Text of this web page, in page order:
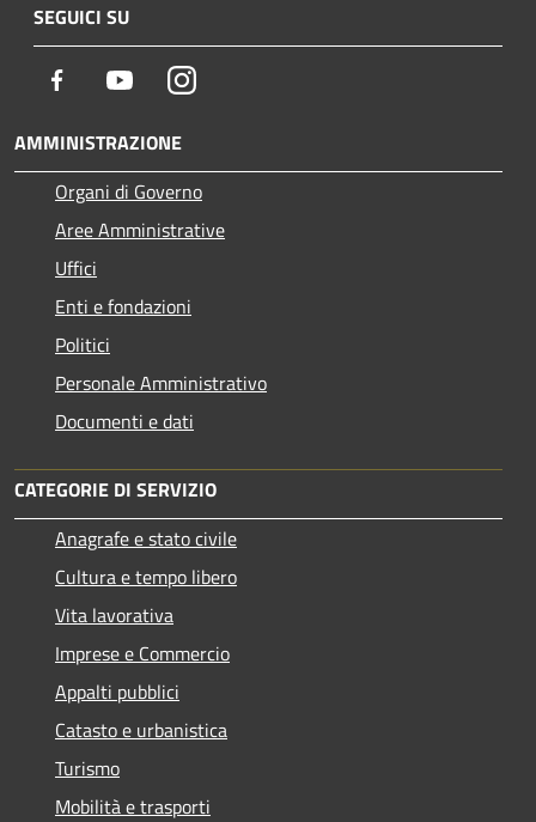
SEGUICI SU
Facebook YoutubeInstagram
AMMINISTRAZIONE
Organi di Governo
Aree Amministrative
Uffici
Enti e fondazioni
Politici
Personale Amministrativo
Documenti e dati
CATEGORIE DI SERVIZIO
Anagrafe e stato civile
Cultura e tempo libero
Vita lavorativa
Imprese e Commercio
Appalti pubblici
Catasto e urbanistica
Turismo
Mobilità e trasporti